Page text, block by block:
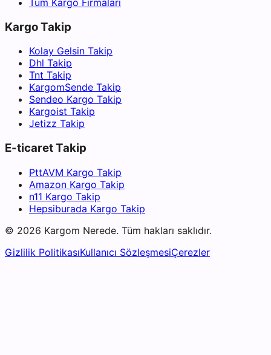
Kargo Takip
Kolay Gelsin Takip
Dhl Takip
Tnt Takip
KargomSende Takip
Sendeo Kargo Takip
Kargoist Takip
Jetizz Takip
E-ticaret Takip
PttAVM Kargo Takip
Amazon Kargo Takip
n11 Kargo Takip
Hepsiburada Kargo Takip
© 2026 Kargom Nerede. Tüm hakları saklıdır.
Gizlilik PolitikasıKullanıcı SözleşmesiÇerezler